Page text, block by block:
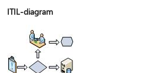
ITIL-diagram